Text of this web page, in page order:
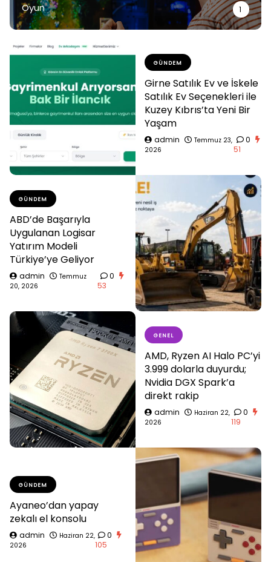
Oyun 1
GÜNDEM
Girne Satılık Ev ve İskele
Satılık Ev Seçenekleri ile
Kuzey Kıbrıs’ta Yeni Bir
Yaşam
admin
Temmuz 23,
2026
0
51
GÜNDEM
ABD’de Başarıyla
Uygulanan Logisar
Yatırım Modeli
Türkiye’ye Geliyor
admin
Temmuz
20, 2026
0
53
GENEL
AMD, Ryzen AI Halo PC’yi
3.999 dolarla duyurdu;
Nvidia DGX Spark’a
direkt rakip
admin
Haziran 22,
2026
0
119
GÜNDEM
Ayaneo’dan yapay
zekalı el konsolu
admin
Haziran 22,
2026
0
105